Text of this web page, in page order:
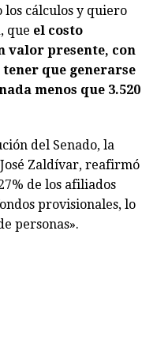
los cálculos y quiero
que el costo
valor presente, con
tener que generarse
menos que 3.520
del Senado, la
Zaldívar, reafirmó
de los afiliados
provisionales, lo
personas».